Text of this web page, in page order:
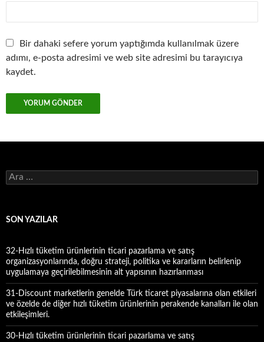
Bir dahaki sefere yorum yaptığımda kullanılmak üzere
adımı, e-posta adresimi ve web site adresimi bu tarayıcıya
kaydet.
A
r
a
SON YAZILAR
32-Hızlı tüketim ürünlerinin ticari pazarlama ve satış
organizasyonlarında, doğru strateji, politika ve kararların belirlenip
uygulamaya geçirilebilmesinin alt yapısının hazırlanması
31-Discount marketlerin genelde Türk ticaret piyasalarına olan etkileri
ve özelde de diğer hızlı tüketim ürünlerinin perakende kanalları ile olan
etkileşimleri.
30-Hızlı tüketim ürünlerinin ticari pazarlama ve satış